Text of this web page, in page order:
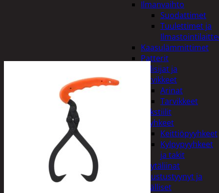
Ilmanvaihto
Suodattimet
Tuulettimet ja
Kaasulämmittimet
Patterit
Tulisijat ja
tarvikkeet
Arinat
Tarvikkeet
Kodintekstiilit
Pyyhkeet
Keittiöpyyhkeet
Kylpypyyhkeet
ja takit
Pöytäliinat
Sisustustyynyt ja
päälliset